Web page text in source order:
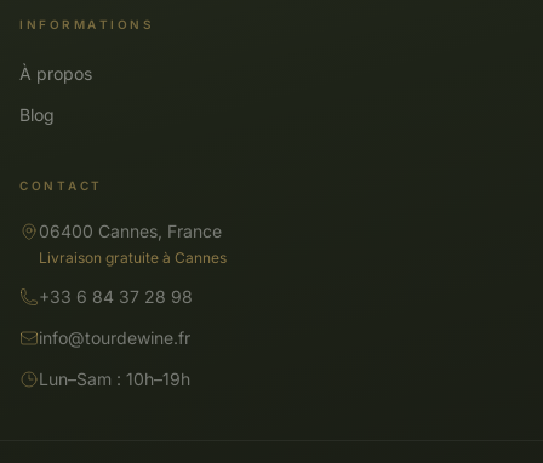
INFORMATIONS
À propos
Blog
CONTACT
06400 Cannes, France
Livraison gratuite à Cannes
+33 6 84 37 28 98
info@tourdewine.fr
Lun–Sam : 10h–19h